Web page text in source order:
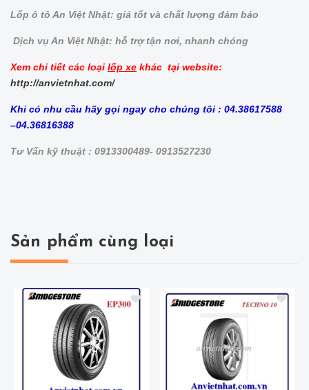
Lốp ô tô An Việt Nhật: giá tốt và chất lượng đảm bảo
Dịch vụ An Việt Nhật: hỗ trợ tận nơi, nhanh chóng
Xem chi tiết các loại lốp xe khác tại website:
http://anvietnhat.com/
Khi có nhu cầu hãy gọi ngay cho chúng tôi : 04.38617588
–04.36816388
Tư Vấn kỹ thuật : 0913300489- 0913527230
Sản phẩm cùng loại